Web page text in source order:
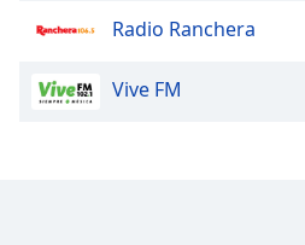
Radio Ranchera
Vive FM